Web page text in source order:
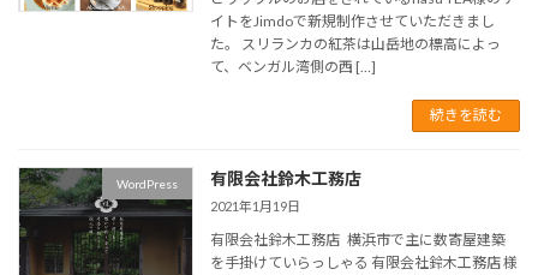
イトをJimdoで新規制作させていただきまし
た。 スリランカの紅茶は山岳地の標高によっ
て、ベンガル湾側の西 […]
続きを読む
WordPress 有限会社鈴木工務店
2021年1月19日
有限会社鈴木工務店 横浜市で主に数寄屋建築
を手掛けていらっしゃる 有限会社鈴木工務店 様